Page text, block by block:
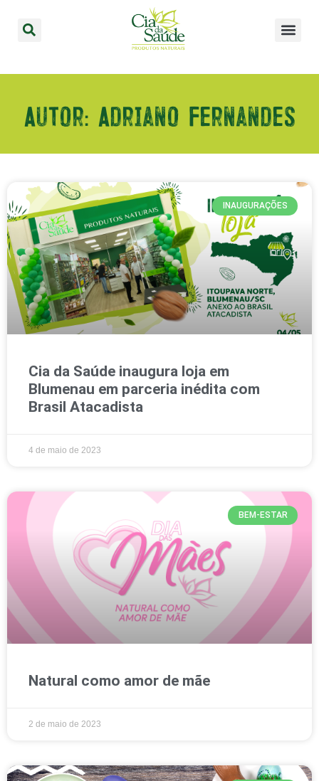
Autor: Adriano Fernandes
INAUGURAÇÕES
Cia da Saúde inaugura loja em
Blumenau em parceria inédita com
Brasil Atacadista
4 de maio de 2023
BEM-ESTAR
Natural como amor de mãe
2 de maio de 2023